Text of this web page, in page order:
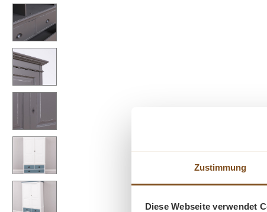
Zustimmung
Diese Webseite verwendet